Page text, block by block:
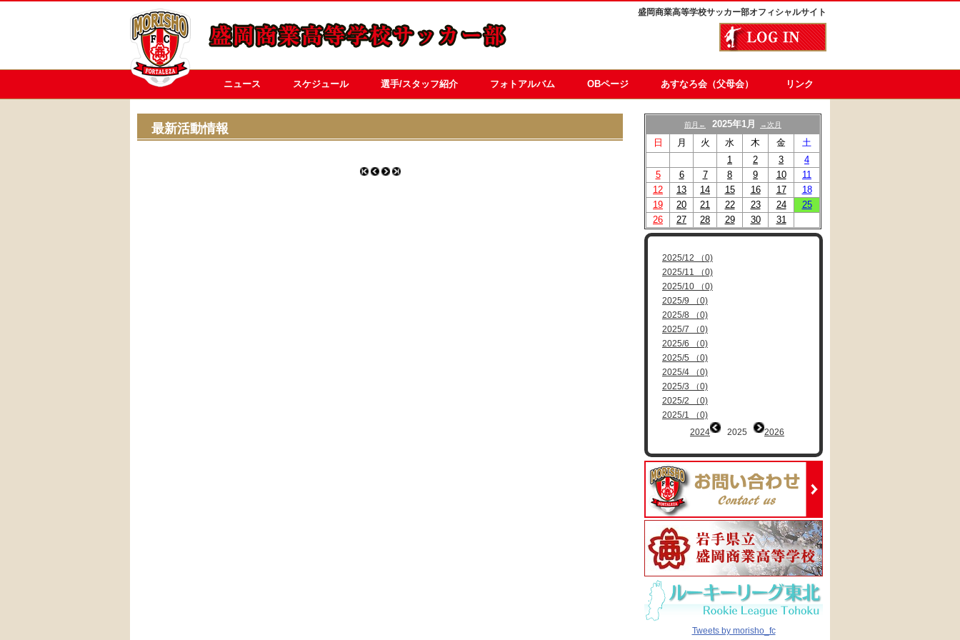
盛岡商業高等学校サッカー部オフィシャルサイト
ニュース スケジュール 選手/スタッフ紹介 フォトアルバム OBページ あすなろ会（父母会） リンク
最新活動情報 前月← 2025年1月 →次月
日 月 火 水 木 金
土
1
2 3
4
5
6 7 8 9 10
11
12
13 14 15 16 17
18
19
20 21 22 23 24
25
26
27 28 29 30 31
2025/12 （0)
2025/11 （0)
2025/10 （0)
2025/9 （0)
2025/8 （0)
2025/7 （0)
2025/6 （0)
2025/5 （0)
2025/4 （0)
2025/3 （0)
2025/2 （0)
2025/1 （0)
2024
2025 2026
Tweets by morisho_fc